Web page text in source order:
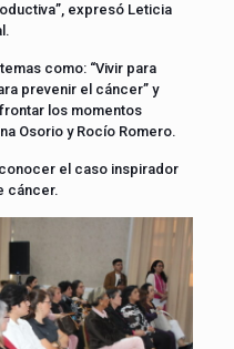
expresó Leticia
como: “Vivir para
prevenir el cáncer” y
los momentos
Osorio y Rocío Romero.
el caso inspirador
cáncer.